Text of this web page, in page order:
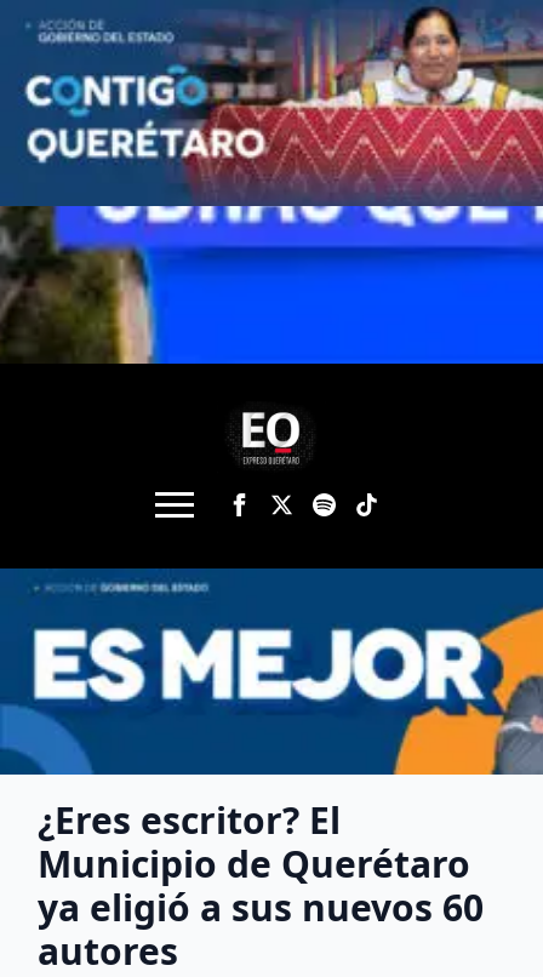
¿Eres escritor? El
Municipio de Querétaro
ya eligió a sus nuevos 60
autores